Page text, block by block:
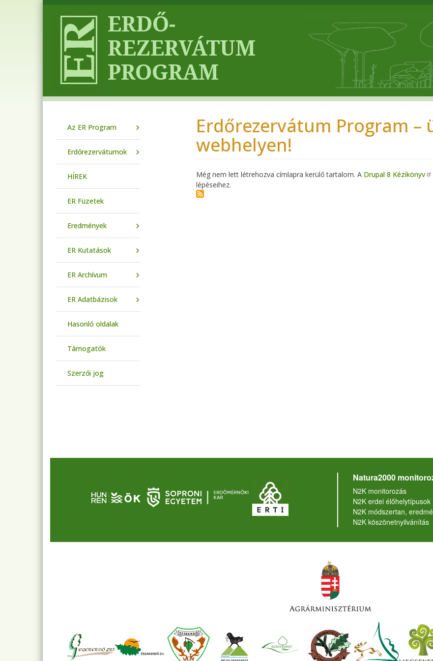
Erdőrezervátum Program –
webhelyen!
Még nem lett létrehozva címlapra kerülő tartalom. A Drupal 8 Kézikönyv
lépéseihez.
Az ER Program
Erdőrezervátumok
HÍREK
ER Füzetek
Eredmények
ER Kutatások
ER Archívum
ER Adatbázisok
Hasonló oldalak
Támogatók
Szerzői jog
Natura2000
N2K monitorozás
N2K erdei élőhelytípusok
N2K módszertan,
N2K köszönetnyilvánítás